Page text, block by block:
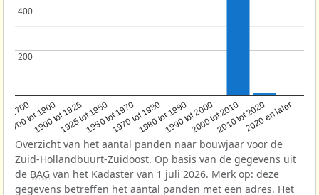
1700
1700 tot 1900
1900 tot 19251925 tot 19501950 tot 19701970 tot 19801980 tot 19901990 tot 20002000 tot 20102010 tot 20202020 en later
200
200
400
400
Overzicht van het aantal panden naar bouwjaar voor de
Zuid-Hollandbuurt-Zuidoost. Op basis van de gegevens uit
de BAG van het Kadaster van 1 juli 2026. Merk op: deze
gegevens betreffen het aantal panden met een adres. Het